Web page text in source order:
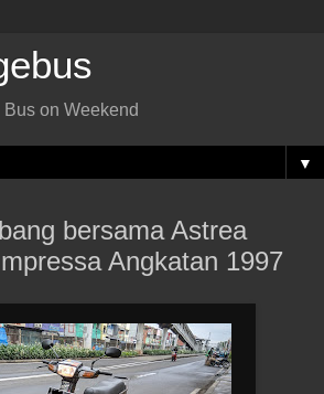
on Weekend
▼
bersama Astrea
Angkatan 1997